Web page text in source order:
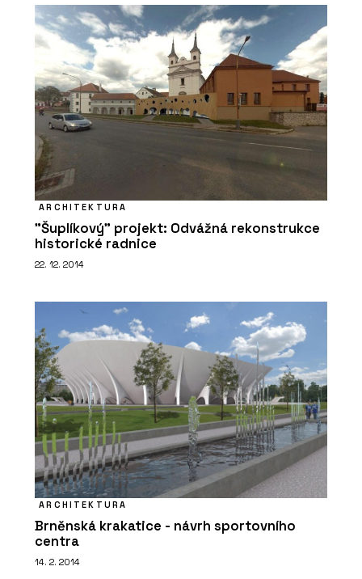
ARCHITEKTURA
"Šuplíkový" projekt: Odvážná rekonstrukce
historické radnice
22. 12. 2014
ARCHITEKTURA
Brněnská krakatice - návrh sportovního
centra
14. 2. 2014